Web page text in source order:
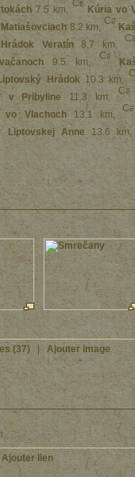
7.5 km, Kúria vo
8.2 km,
Hrádok Veratín8.7 km,
9.5 km,
Hrádok10.3 km,
v Pribyline11.3 km,
vo Vlachoch13.1 km,
Liptovskej Anne13.6 km
(37)| Ajouter image
Ajouter lien